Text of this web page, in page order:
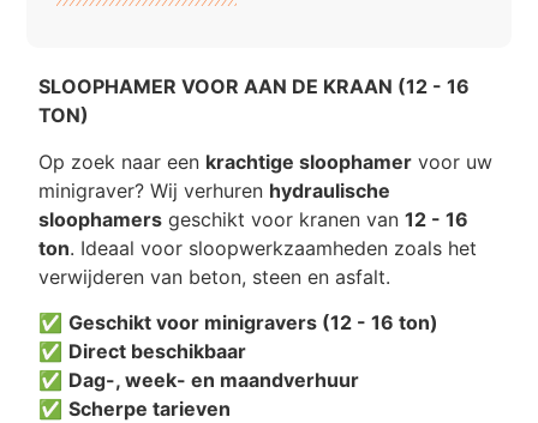
SLOOPHAMER VOOR AAN DE KRAAN (12 - 16
TON)
Op zoek naar een krachtige sloophamer voor uw
minigraver? Wij verhuren hydraulische
sloophamers geschikt voor kranen van12 - 16
ton. Ideaal voor sloopwerkzaamheden zoals het
verwijderen van beton, steen en asfalt.
✅Geschikt voor minigravers (12 - 16 ton)
✅ Direct beschikbaar
✅ Dag-, week- en maandverhuur
✅Scherpe tarieven